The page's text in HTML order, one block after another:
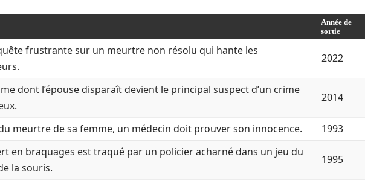
Année de
sortie
frustrante sur un meurtre non résolu qui hante les
2022
dont l’épouse disparaît devient le principal suspect d’un crime
2014
meurtre de sa femme, un médecin doit prouver son innocence. 1993
en braquages est traqué par un policier acharné dans un jeu du
la souris.
1995